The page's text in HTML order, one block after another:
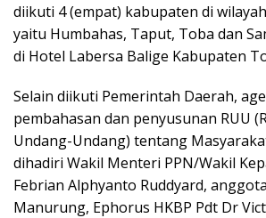
diikuti 4 (empat) kabupaten di
yaitu Humbahas, Taput, Toba dan
di Hotel Labersa Balige Kabupaten
Selain diikuti Pemerintah Daerah,
pembahasan dan penyusunan RUU
Undang-Undang) tentang
dihadiri Wakil Menteri PPN/Wakil
Febrian Alphyanto Ruddyard,
Manurung, Ephorus HKBP Pdt Dr